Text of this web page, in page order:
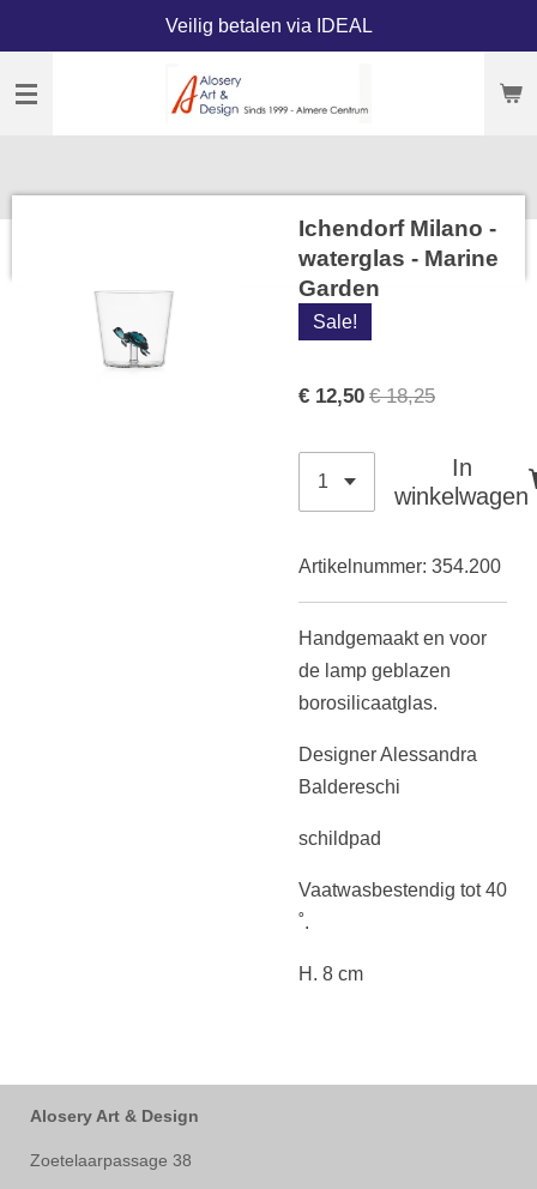
naar
Veilig betalen via IDEAL
Ichendorf Milano -
waterglas - Marine
Garden
Sale!
€ 12,50 € 18,25
In
winkelwagen
Artikelnummer: 354.200
Handgemaakt en voor
de lamp geblazen
borosilicaatglas.
Designer Alessandra
Baldereschi
schildpad
Vaatwasbestendig tot 40
˚.
H. 8 cm
Alosery Art & Design
Zoetelaarpassage 38